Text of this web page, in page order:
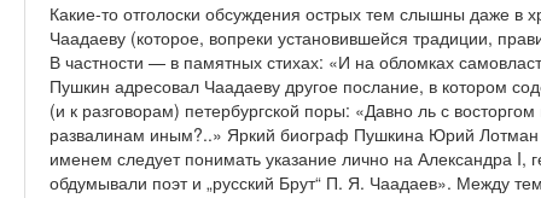
Какие-то отголоски обсуждения острых тем слышны даже в
Чаадаеву (которое, вопреки установившейся традиции,
В частности — в памятных стихах: «И на обломках
Пушкин адресовал Чаадаеву другое послание, в котором
(и к разговорам) петербургской поры: «Давно ль с
развалинам иным?..» Яркий биограф Пушкина Юрий Лотман
именем следует понимать указание лично на Александра I,
обдумывали поэт и „русский Брут“ П. Я. Чаадаев». Между